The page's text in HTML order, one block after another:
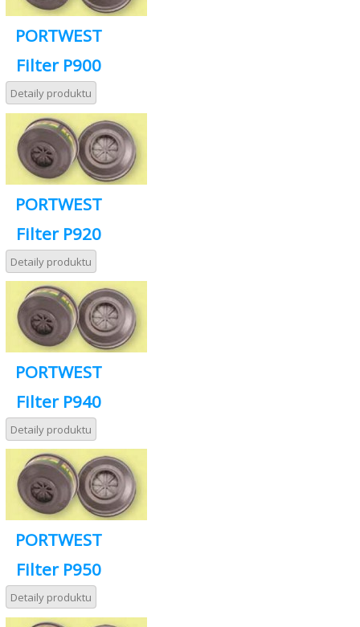
PORTWEST
Filter P900
Detaily produktu
PORTWEST
Filter P920
Detaily produktu
PORTWEST
Filter P940
Detaily produktu
PORTWEST
Filter P950
Detaily produktu